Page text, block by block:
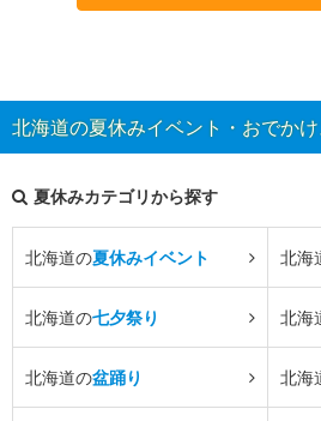
北海道の夏休みイベント・おでか
夏休みカテゴリから探す
北海道の夏休みイベント 北海
北海道の七夕祭り 北海
北海道の盆踊り 北海